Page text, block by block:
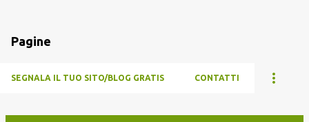
Pagine
SEGNALA IL TUO SITO/BLOG GRATIS CONTATTI